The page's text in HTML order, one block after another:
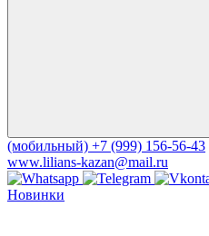
(мобильный) +7 (999) 156-56-43
www.lilians-kazan@mail.ru
Новинки